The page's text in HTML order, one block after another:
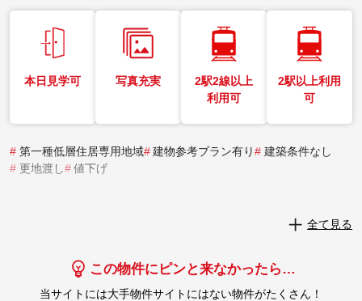
本日見学可 写真充実
2駅2線以上
利用可
2駅以上利用
可
# 第一種低層住居専用地域# 建物参考プラン有り# 建築条件なし
# 更地渡し# 値下げ
全て見る
この物件にピンと来なかったら…
当サイトには大手物件サイトにはない物件がたくさん！